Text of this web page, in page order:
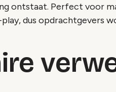
ontstaat. Perfect voor
dus opdrachtgevers